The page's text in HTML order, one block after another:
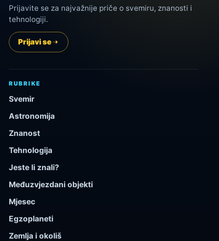
Prijavite se za najvažnije priče o svemiru, znanosti i
tehnologiji.
Prijavi se
RUBRIKE
Svemir
Astronomija
Znanost
Tehnologija
Jeste li znali?
Međuzvjezdani objekti
Mjesec
Egzoplaneti
Zemlja i okoliš